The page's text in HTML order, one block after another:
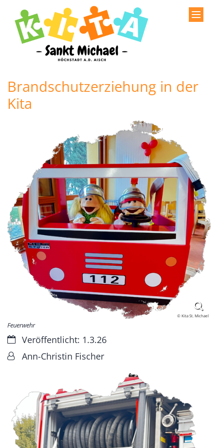
Zum Inhalt springen
Brandschutzerziehung in der
Kita
© Kita St. Michael
Feuerwehr
Datum:Veröffentlicht: 1.3.26
Von:Ann-Christin Fischer